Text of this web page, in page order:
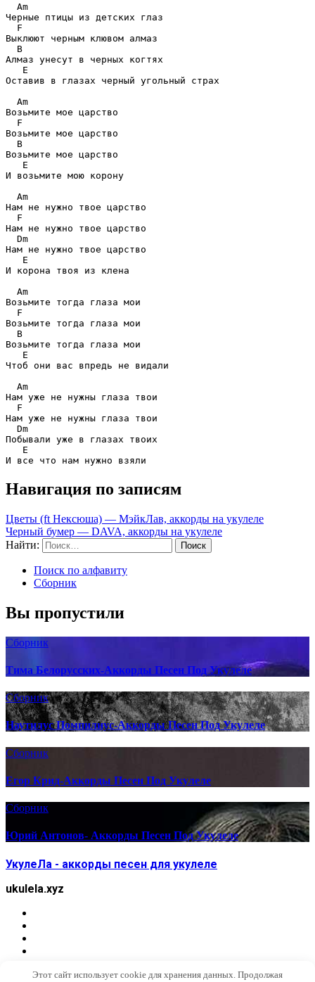
Am
Черные птицы из детских глаз
F
Выклюют черным клювом алмаз
B
Алмаз унесут в черных когтях
E
Оставив в глазах черный угольный страх
Am
Возьмите мое царство
F
Возьмите мое царство
B
Возьмите мое царство
E
И возьмите мою корону
Am
Нам не нужно твое царство
F
Нам не нужно твое царство
Dm
Нам не нужно твое царство
E
И корона твоя из клена
Am
Возьмите тогда глаза мои
F
Возьмите тогда глаза мои
B
Возьмите тогда глаза мои
E
Чтоб они вас впредь не видали
Am
Нам уже не нужны глаза твои
F
Нам уже не нужны глаза твои
Dm
Побывали уже в глазах твоих
E
Навигация по записям
Цветы (ft Нексюша) — МэйкЛав, аккорды на укулеле
Черный бумер — DAVA, аккорды на укулеле
Найти:
Поиск по алфавиту
Сборник
Вы пропустили
Сборник
Тима Белорусских-Аккорды Песен Под Укулеле
Сборник
Наутилус Помпилиус-Аккорды Песен Под Укулеле
Сборник
Егор Крид-Аккорды Песен Под Укулеле
Сборник
Юрий Антонов- Аккорды Песен Под Укулеле
УкулеЛа - аккорды песен для укулеле
ukulela.xyz
Этот сайт использует cookie для хранения данных. Продолжая